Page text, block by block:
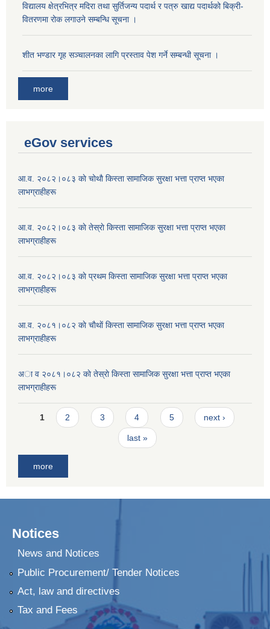
विद्यालय क्षेत्रभित्र मदिरा तथा सुर्तिजन्य पदार्थ र पत्रु खाद्य पदार्थको बिक्री-
वितरणमा रोक लगाउने सम्बन्धि सूचना ।
शीत भण्डार गृह सञ्चालनका लागि प्रस्ताव पेश गर्ने सम्बन्धी सूचना ।
more
eGov services
आ.व. २०८२।०८३ काे चोथाै‌ किस्ता सामाजिक सुरक्षा भत्ता प्राप्त भएका
लाभग्राहीहरू
आ.व. २०८२।०८३ काे तेस्राे किस्ता सामाजिक सुरक्षा भत्ता प्राप्त भएका
लाभग्राहीहरू
आ.व. २०८२।०८३ काे प्रथम किस्ता सामाजिक सुरक्षा भत्ता प्राप्त भएका
लाभग्राहीहरू
आ.व. २०८१।०८२ काे चाैथाें किस्ता सामाजिक सुरक्षा भत्ता प्राप्त भएका
लाभग्राहीहरू
अा व २०८१।०८२ काे तेस्राे किस्ता सामाजिक सुरक्षा भत्ता प्राप्त भएका
लाभग्राहीहरू
Pages
1 2 3 4 5 next ›
last »
more
Notices
News and Notices
Public Procurement/ Tender Notices
Act, law and directives
Tax and Fees